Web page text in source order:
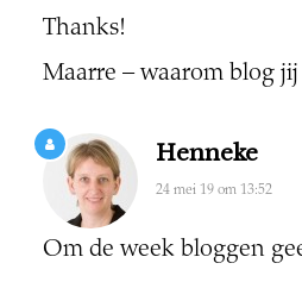
Thanks!
Maarre – waarom blog
Henneke
24 mei 19 om 13:52
Om de week bloggen